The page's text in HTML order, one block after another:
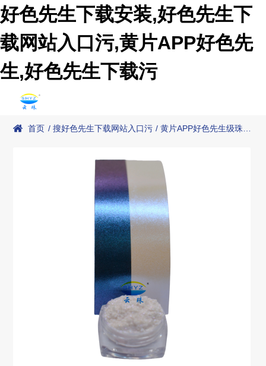
好色先生下载安装,好色先生下
载网站入口污,黄片APP好色先
生,好色先生下载污
首页 / 搜好色先生下载网站入口污 / 黄片APP好色先生级珠光